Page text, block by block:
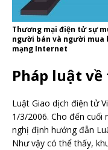
Thương mại điện tử sự
người bán và người mua
mạng Internet
Pháp luật
Luật Giao dịch điện tử
1/3/2006. Cho đến cuối
nghị định hướng đẫn
Như vậy có thể thấy,